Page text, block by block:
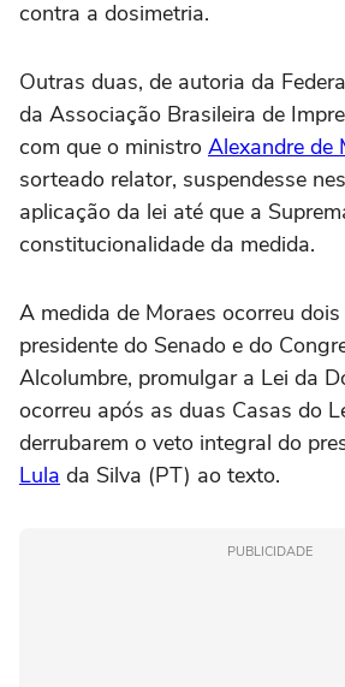
contra a dosimetria.
Outras duas, de autoria da
da Associação Brasileira de
com que o ministro Alexandre de
sorteado relator, suspendesse
aplicação da lei até que a
constitucionalidade da medida.
A medida de Moraes ocorreu
presidente do Senado e do
Alcolumbre, promulgar a Lei da
ocorreu após as duas Casas do
derrubarem o veto integral do
Lula da Silva (PT) ao texto.
PUBLICIDADE